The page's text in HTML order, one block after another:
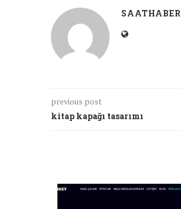
SAATHABER
previous post
kitap kapağı tasarımı